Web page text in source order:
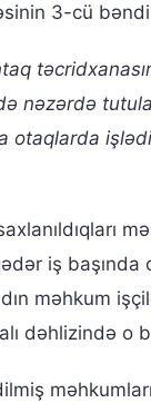
3-cü
nəzərdə
otaqlarda
iş başında
məhkum
dəhlizində